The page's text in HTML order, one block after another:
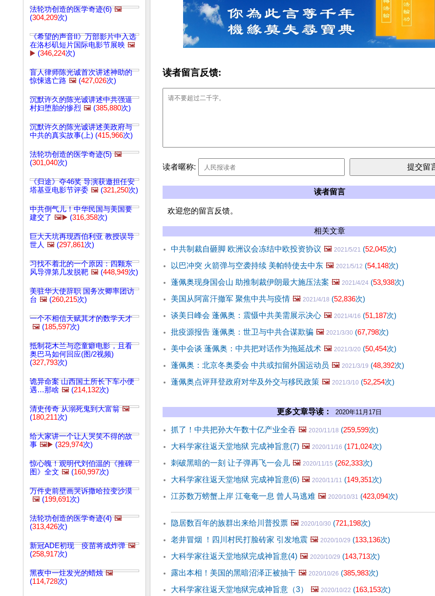
法轮功创造的医学奇迹(6) 🖼️
(304,209次)
《希望的声音II》万部影片中入选
在洛杉矶短片国际电影节展映 🖼️
▶️ (346,224次)
盲人律师陈光诚首次讲述神助的
惊悚逃亡路 🖼️ (427,026次)
沉默许久的陈光诚讲述中共强逼
村妇堕胎的惨烈 🖼️ (385,880次)
沉默许久的陈光诚讲述美政府与
中共的真实故事(上) (415,966次)
法轮功创造的医学奇迹(5) 🖼️
(301,040次)
《归途》夺46奖 导演获邀担任安
塔基亚电影节评委 🖼️ (321,250次)
中共倒气儿！中华民国与美国要
建交了 🖼️▶️ (316,358次)
巨大天坑再现西伯利亚 教授误导
世人 🖼️ (297,861次)
习找不着北的一个原因：四颗东
风导弹第几发脱靶 🖼️ (448,949次)
美驻华大使辞职 国务次卿率团访
台 🖼️ (260,215次)
一个不相信天赋其才的数学天才
🖼️ (185,597次)
抵制花木兰与恋童癖电影，且看
奥巴马如何回应(图/2视频)
(327,793次)
诡异命案 山西国土所长下车小便
遇…那啥 🖼️ (214,132次)
清史传奇 从溺死鬼到大富翁 🖼️
(180,211次)
给大家讲一个让人哭笑不得的故
事 🖼️▶️ (329,974次)
惊心魄！观明代刘伯温的《推碑
图》全文 🖼️ (160,997次)
万件史前壁画哭诉撒哈拉变沙漠
🖼️ (199,691次)
法轮功创造的医学奇迹(4) 🖼️
(313,426次)
新冠ADE初现 疫苗将成炸弹 🖼️
(258,917次)
黑夜中一炷发光的蜡烛 🖼️
(114,728次)
读者留言反馈:
读者暱称:
读者留言
欢迎您的留言反馈。
相关文章
中共制裁自砸脚 欧洲议会冻结中欧投资协议 🖼️ 2021/5/21 (52,045次)
以巴冲突 火箭弹与空袭持续 美帕特使去中东 🖼️ 2021/5/12 (54,148次)
蓬佩奥现身国会山 助推制裁伊朗最大施压法案 🖼️ 2021/4/24 (53,938次)
美国从阿富汗撤军 聚焦中共与疫情 🖼️ 2021/4/18 (52,836次)
谈美日峰会 蓬佩奥：震慑中共美需展示决心 🖼️ 2021/4/16 (51,187次)
批疫源报告 蓬佩奥：世卫与中共合谋欺骗 🖼️ 2021/3/30 (67,798次)
美中会谈 蓬佩奥：中共把对话作为拖延战术 🖼️ 2021/3/20 (50,454次)
蓬佩奥：北京冬奥委会 中共或扣留外国运动员 🖼️ 2021/3/19 (48,392次)
蓬佩奥点评拜登政府对华及外交与移民政策 🖼️ 2021/3/10 (52,254次)
更多文章导读： 2020年11月17日
抓了！中共把孙大午数十亿产业全吞 🖼️ 2020/11/18 (259,599次)
大科学家往返天堂地狱 完成神旨意(7) 🖼️ 2020/11/16 (171,024次)
刺破黑暗的一刻 让子弹再飞一会儿 🖼️ 2020/11/15 (262,333次)
大科学家往返天堂地狱 完成神旨意(6) 🖼️ 2020/11/11 (149,351次)
江苏数万螃蟹上岸 江奄奄一息 曾人马逃难 🖼️ 2020/10/31 (423,094次)
隐居数百年的族群出来给川普投票 🖼️ 2020/10/30 (721,198次)
老井冒烟 ！四川村民打脸砖家 引发地震 🖼️ 2020/10/29 (133,136次)
大科学家往返天堂地狱完成神旨意(4) 🖼️ 2020/10/29 (143,713次)
露出本相！美国的黑暗沼泽正被抽干 🖼️ 2020/10/26 (385,983次)
大科学家往返天堂地狱完成神旨意（3）
🖼️ 2020/10/22 (163,153次)